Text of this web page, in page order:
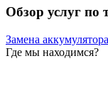
Обзор услуг по
Замена
Где мы находимся?